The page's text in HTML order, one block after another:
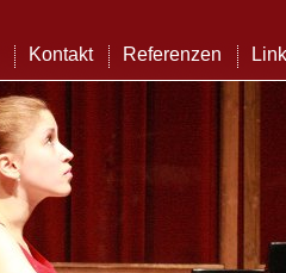
Kontakt Referenzen